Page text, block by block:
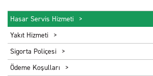
Hasar Servis Hizmeti
Yakıt Hizmeti
Sigorta Poliçesi
Ödeme Koşulları